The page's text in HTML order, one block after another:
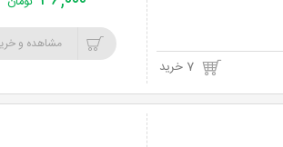
7 خرید
مشاهده و